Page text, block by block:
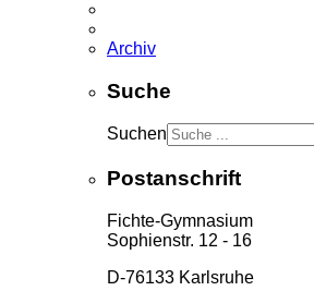
Archiv
Suche
Suchen
Postanschrift
Fichte-Gymnasium
Sophienstr. 12 - 16
D-76133 Karlsruhe